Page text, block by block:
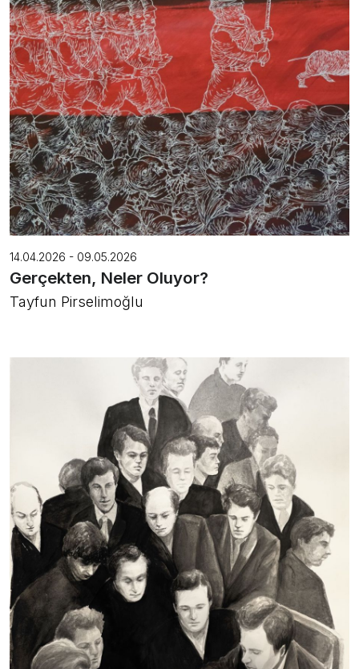
14.04.2026 - 09.05.2026
Gerçekten, Neler Oluyor?
Tayfun Pirselimoğlu